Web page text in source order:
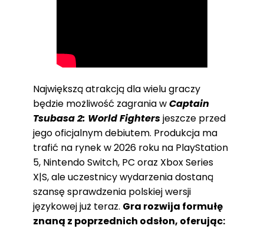
Największą atrakcją dla wielu graczy
będzie możliwość zagrania wCaptain
Tsubasa 2: World Fightersjeszcze przed
jego oficjalnym debiutem. Produkcja ma
trafić na rynek w 2026 roku na PlayStation
5, Nintendo Switch, PC oraz Xbox Series
X|S, ale uczestnicy wydarzenia dostaną
szansę sprawdzenia polskiej wersji
językowej już teraz. Gra rozwija formułę
znaną z poprzednich odsłon, oferując: